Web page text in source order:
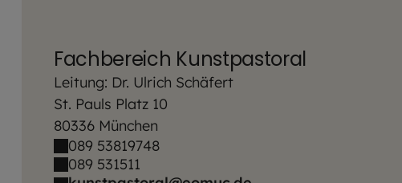
Fachbereich Kunstpastoral
Leitung: Dr. Ulrich Schäfert
St. Pauls Platz 10
80336 München
089 53819748
089 531511